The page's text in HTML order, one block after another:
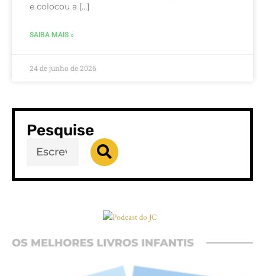
e colocou a […]
SAIBA MAIS »
24 de junho de 2026
Pesquise